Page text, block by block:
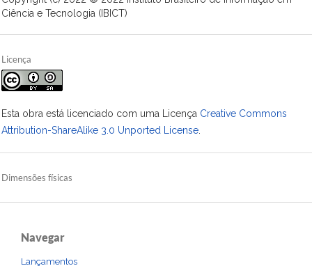
Ciência e Tecnologia (IBICT)
Licença
Esta obra está licenciado com uma Licença Creative Commons
Attribution-ShareAlike 3.0 Unported License.
Dimensões físicas
Navegar
Lançamentos